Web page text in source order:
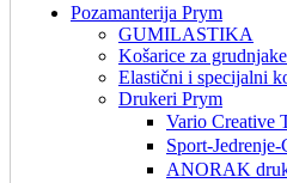
Pozamanterija Prym
GUMILASTIKA
Košarice za
Elastični i specijalni
Drukeri Prym
Vario Creative
Sport-
ANORAK